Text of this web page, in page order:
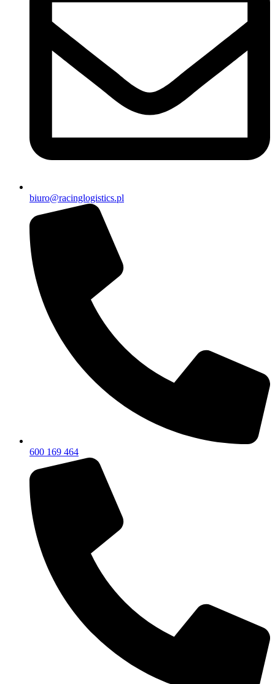
biuro@racinglogistics.pl
600 169 464